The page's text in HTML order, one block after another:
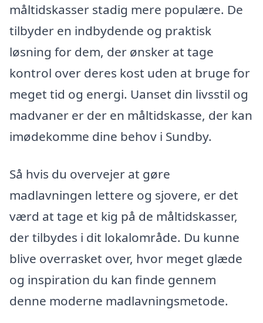
måltidskasser stadig mere populære. De
tilbyder en indbydende og praktisk
løsning for dem, der ønsker at tage
kontrol over deres kost uden at bruge for
meget tid og energi. Uanset din livsstil og
madvaner er der en måltidskasse, der kan
imødekomme dine behov i Sundby.
Så hvis du overvejer at gøre
madlavningen lettere og sjovere, er det
værd at tage et kig på de måltidskasser,
der tilbydes i dit lokalområde. Du kunne
blive overrasket over, hvor meget glæde
og inspiration du kan finde gennem
denne moderne madlavningsmetode.